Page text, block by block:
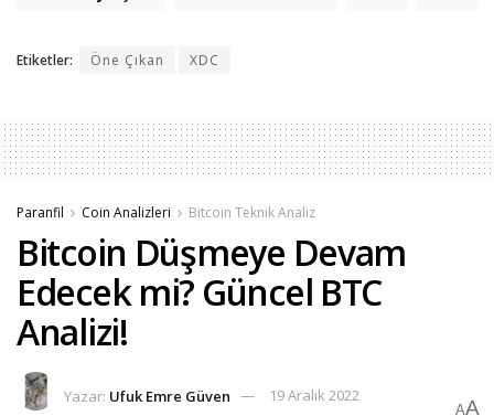
Etiketler: Öne Çıkan XDC
Paranfil Coin Analizleri Bitcoin Teknik Analiz
Bitcoin Düşmeye Devam
Edecek mi? Güncel BTC
Analizi!
Yazar: Ufuk Emre Güven 19 Aralık 2022
AA